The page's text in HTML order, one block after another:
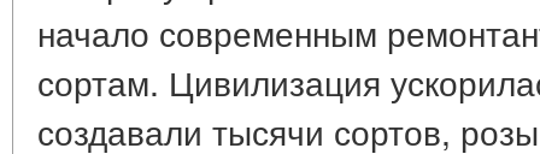
начало современным
сортам. Цивилизация
создавали тысячи сортов,